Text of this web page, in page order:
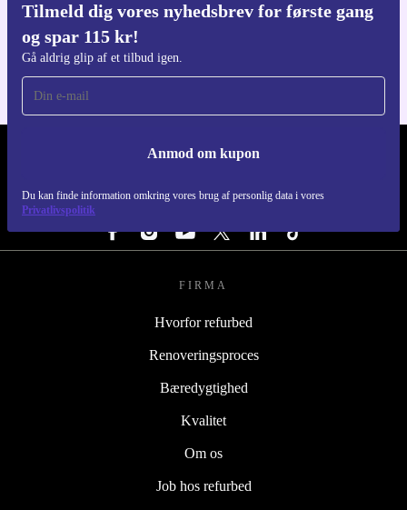
Tilmeld dig vores nyhedsbrev for første gang
og spar 115 kr!
Gå aldrig glip af et tilbud igen.
Anmod om kupon
Du kan finde information omkring vores brug af personlig data i vores
Privatlivspolitik
Download refurbed appen
REFURBED DANMARK - RETHINK NEW.
FØLG OS
FIRMA
Hvorfor refurbed
Renoveringsproces
Bæredygtighed
Kvalitet
Om os
Job hos refurbed